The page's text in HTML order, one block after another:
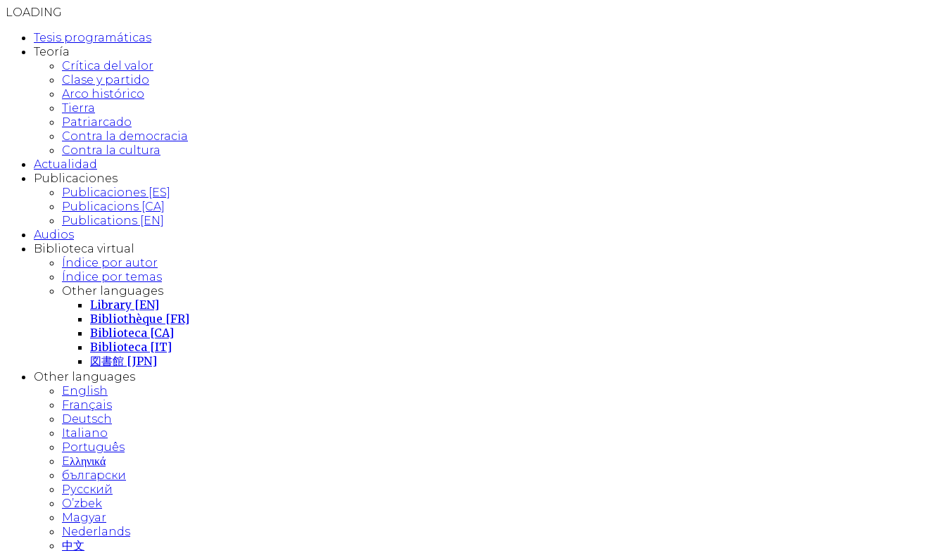
LOADING
Tesis programáticas
Teoría
Crítica del valor
Clase y partido
Arco histórico
Tierra
Patriarcado
Contra la democracia
Contra la cultura
Actualidad
Publicaciones
Publicaciones [ES]
Publicacions [CA]
Publications [EN]
Audios
Biblioteca virtual
Índice por autor
Índice por temas
Other languages
Library [EN]
Bibliothèque [FR]
Biblioteca [CA]
Biblioteca [IT]
図書館 [JPN]
Other languages
English
Français
Deutsch
Italiano
Português
Eλληνικά
български
Русский
O’zbek
Magyar
Nederlands
中文